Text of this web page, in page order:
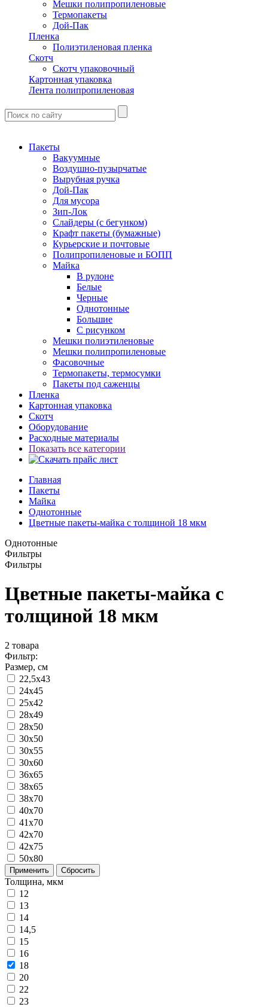
Мешки полипропиленовые
Термопакеты
Дой-Пак
Пленка
Полиэтиленовая пленка
Скотч
Скотч упаковочный
Картонная упаковка
Лента полипропиленовая
Пакеты
Вакуумные
Воздушно-пузырчатые
Вырубная ручка
Дой-Пак
Для мусора
Зип-Лок
Слайдеры (с бегунком)
Крафт пакеты (бумажные)
Курьерские и почтовые
Полипропиленовые и БОПП
Майка
В рулоне
Белые
Черные
Однотонные
Большие
С рисунком
Мешки полиэтиленовые
Мешки полипропиленовые
Фасовочные
Термопакеты, термосумки
Пакеты под саженцы
Пленка
Картонная упаковка
Скотч
Оборудование
Расходные материалы
Показать все категории
Главная
Пакеты
Майка
Однотонные
Цветные пакеты-майка с толщиной 18 мкм
Однотонные
Фильтры
Фильтры
Цветные пакеты-майка с
толщиной 18 мкм
2 товара
Фильтр:
Размер, см
22,5x43
24x45
25x42
28x49
28x50
30x50
30x55
30x60
36x65
38x65
38x70
40x70
41x70
42x70
42x75
50x80
Применить Сбросить
Толщина, мкм
12
13
14
14,5
15
16
18
20
22
23